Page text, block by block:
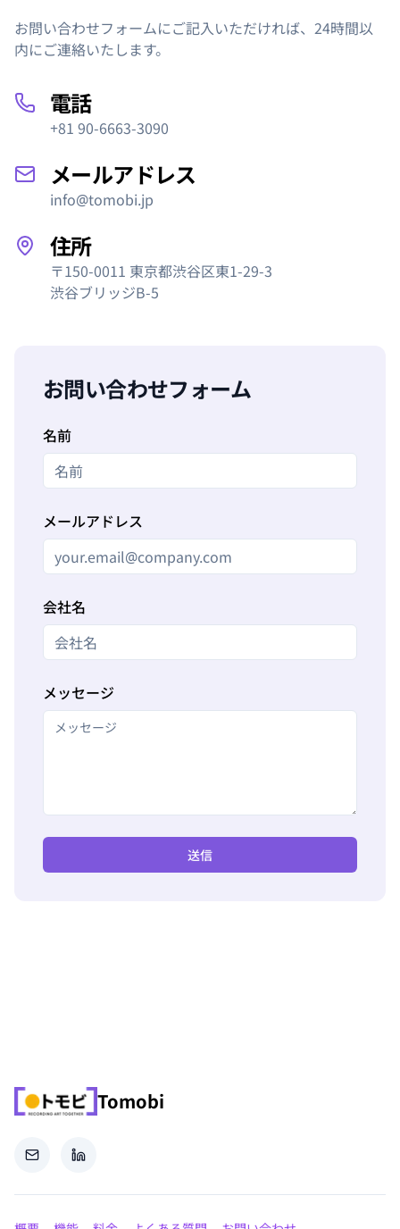
お問い合わせフォームにご記入いただければ、24時間以
内にご連絡いたします。
電話
+81 90-6663-3090
メールアドレス
info@tomobi.jp
住所
〒150-0011 東京都渋谷区東1-29-3
渋谷ブリッジB-5
お問い合わせフォーム
名前
メールアドレス
会社名
メッセージ
送信
Tomobi
Email LinkedIn